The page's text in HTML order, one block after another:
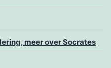
meer over Socrates